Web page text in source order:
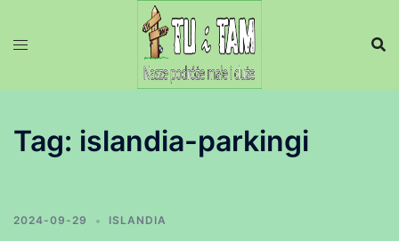
Tag: islandia-parkingi
2024-09-29 ISLANDIA